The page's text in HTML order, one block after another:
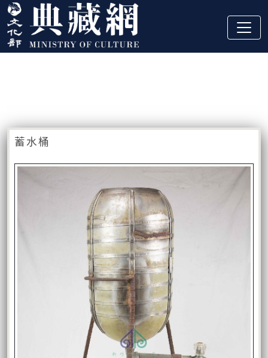
跳到主要內容
:::
蓄水桶